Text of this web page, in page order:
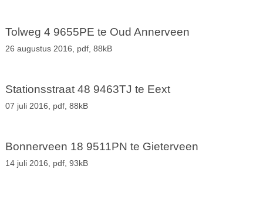
Tolweg 4 9655PE te Oud Annerveen
26 augustus 2016, pdf, 88kB
Stationsstraat 48 9463TJ te Eext
07 juli 2016, pdf, 88kB
Bonnerveen 18 9511PN te Gieterveen
14 juli 2016, pdf, 93kB